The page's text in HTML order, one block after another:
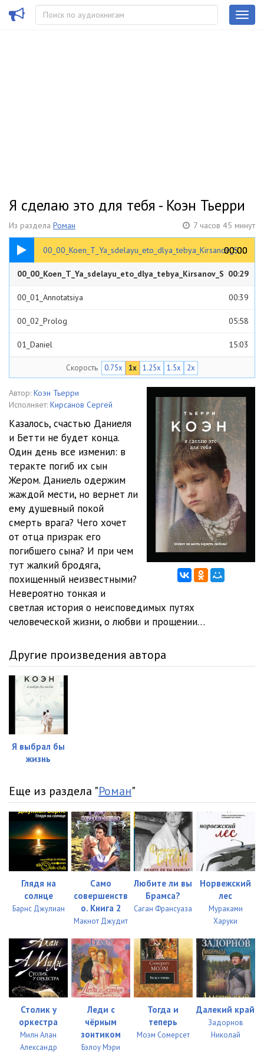
Я сделаю это для тебя - Коэн Тьерри
Из раздела Роман 7 часов 45 минут
00_00_Koen_T_Ya_sdelayu_eto_dlya_tebya_Kirsanov_S
00:00
00:00
00:29
00_00_Koen_T_Ya_sdelayu_eto_dlya_tebya_Kirsanov_S 00:29
00_01_Annotatsiya 00:39
00_02_Prolog 05:58
01_Daniel 15:03
03_Daniel
03:11
05_Daniel 11:14
06_Zhan 04:32
07_Daniel 12:15
08_Zhan 02:32
09_Daniel 08:25
10_Zhan
11_Daniel
12_Zhan
13_Daniel
14_Zhan
15_Daniel
16_Zhan
17_Daniel
18_Zhan
20_Zhan
21_Daniel 12:47
22_Zhan 11:09
23_Daniel 13:24
24_Zhan 10:08
25_Daniel 02:45
27_Daniel 21:25
28_Zhan 03:36
29_Daniel 10:07
30_Zhan 04:41
31_Daniel
Скорость 0.75x 1x 1.25x 1.5x 2x
Автор: Коэн Тьерри
Исполняет: Кирсанов Сергей
Казалось, счастью Даниеля
и Бетти не будет конца.
Один день все изменил: в
теракте погиб их сын
Жером. Даниель одержим
жаждой мести, но вернет ли
ему душевный покой
смерть врага? Чего хочет
от отца призрак его
погибшего сына? И при чем
тут жалкий бродяга,
похищенный неизвестными?
Невероятно тонкая и
светлая история о неисповедимых путях
человеческой жизни, о любви и прощении…
Другие произведения автора
Я выбрал бы
жизнь
Еще из раздела "Роман"
Глядя на
солнце
Барнс Джулиан
Само
совершенств
о. Книга 2
Макнот Джудит
Любите ли вы
Брамса?
Саган Франсуаза
Норвежский
лес
Мураками
Харуки
Столик у
оркестра
Милн Алан
Александр
Леди с
чёрным
зонтиком
Бэлоу Мэри
Тогда и
теперь
Моэм Сомерсет
Далекий край
Задорнов
Николай